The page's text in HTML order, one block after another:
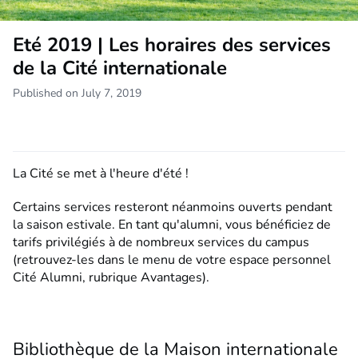
Eté 2019 | Les horaires des services
de la Cité internationale
Published on July 7, 2019
La Cité se met à l'heure d'été !
Certains services resteront néanmoins ouverts pendant
la saison estivale. En tant qu'alumni, vous bénéficiez de
tarifs privilégiés à de nombreux services du campus
(retrouvez-les dans le menu de votre espace personnel
Cité Alumni, rubrique Avantages).
Bibliothèque de la Maison internationale